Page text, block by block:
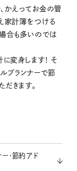
t
e
かえってお金の管
家計簿をつける
合も多いのでは
変身します！ そ
プランナーで節
きます。
・節約アド